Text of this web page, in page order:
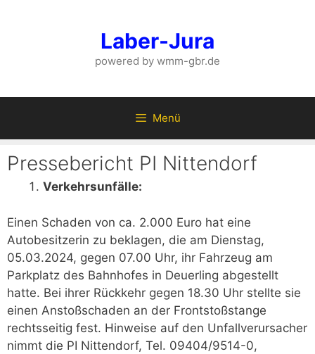
Laber-Jura
powered by wmm-gbr.de
Menü
Pressebericht PI Nittendorf
Verkehrsunfälle:
Einen Schaden von ca. 2.000 Euro hat eine
Autobesitzerin zu beklagen, die am Dienstag,
05.03.2024, gegen 07.00 Uhr, ihr Fahrzeug am
Parkplatz des Bahnhofes in Deuerling abgestellt
hatte. Bei ihrer Rückkehr gegen 18.30 Uhr stellte sie
einen Anstoßschaden an der Frontstoßstange
rechtsseitig fest. Hinweise auf den Unfallverursacher
nimmt die PI Nittendorf, Tel. 09404/9514-0,